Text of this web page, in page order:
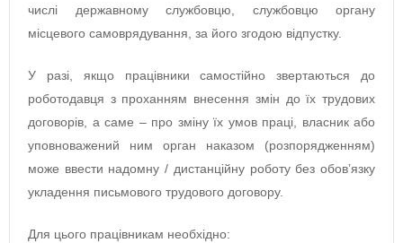
числі державному службовцю, службовцю органу
місцевого самоврядування, за його згодою відпустку.
У разі, якщо працівники самостійно звертаються до
роботодавця з проханням внесення змін до їх трудових
договорів, а саме – про зміну їх умов праці, власник або
уповноважений ним орган наказом (розпорядженням)
може ввести надомну / дистанційну роботу без обов’язку
укладення письмового трудового договору.
Для цього працівникам необхідно: